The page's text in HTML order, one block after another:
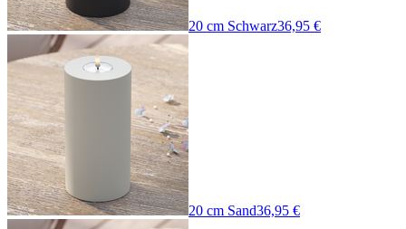
20 cm Schwarz36,95 €
20 cm Sand36,95 €